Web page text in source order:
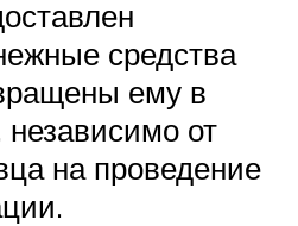
средства
ему в
от
на проведение